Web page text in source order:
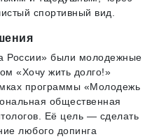
спортивный вид.
России» были молодежные
«Хочу жить долго!»
программы «Молодежь
общественная
Её цель — сделать
любого допинга